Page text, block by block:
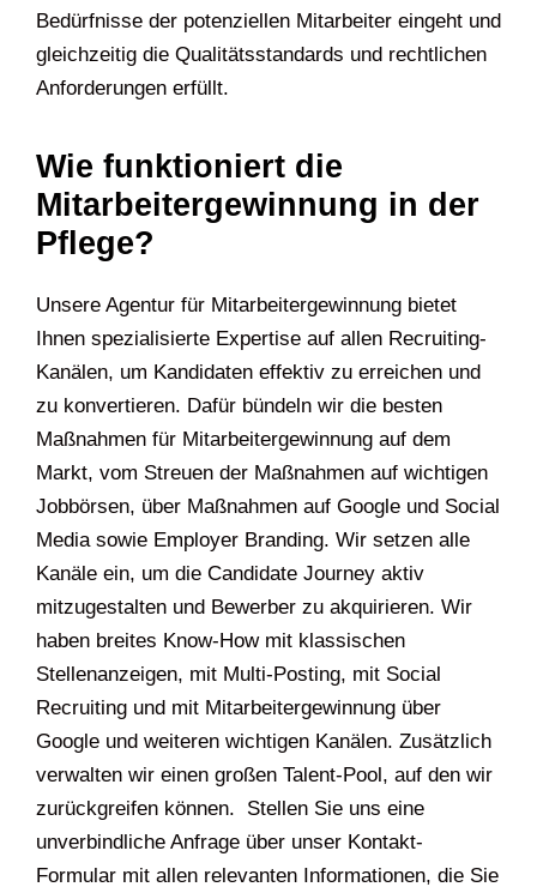
Bedürfnisse der potenziellen Mitarbeiter eingeht und
gleichzeitig die Qualitätsstandards und rechtlichen
Anforderungen erfüllt.
Wie funktioniert die
Mitarbeitergewinnung in der
Pflege?
Unsere Agentur für Mitarbeitergewinnung bietet
Ihnen spezialisierte Expertise auf allen Recruiting-
Kanälen, um Kandidaten effektiv zu erreichen und
zu konvertieren. Dafür bündeln wir die besten
Maßnahmen für Mitarbeitergewinnung auf dem
Markt, vom Streuen der Maßnahmen auf wichtigen
Jobbörsen, über Maßnahmen auf Google und Social
Media sowie Employer Branding. Wir setzen alle
Kanäle ein, um die Candidate Journey aktiv
mitzugestalten und Bewerber zu akquirieren. Wir
haben breites Know-How mit klassischen
Stellenanzeigen, mit Multi-Posting, mit Social
Recruiting und mit Mitarbeitergewinnung über
Google und weiteren wichtigen Kanälen. Zusätzlich
verwalten wir einen großen Talent-Pool, auf den wir
zurückgreifen können. Stellen Sie uns eine
unverbindliche Anfrage über unser Kontakt-
Formular mit allen relevanten Informationen, die Sie